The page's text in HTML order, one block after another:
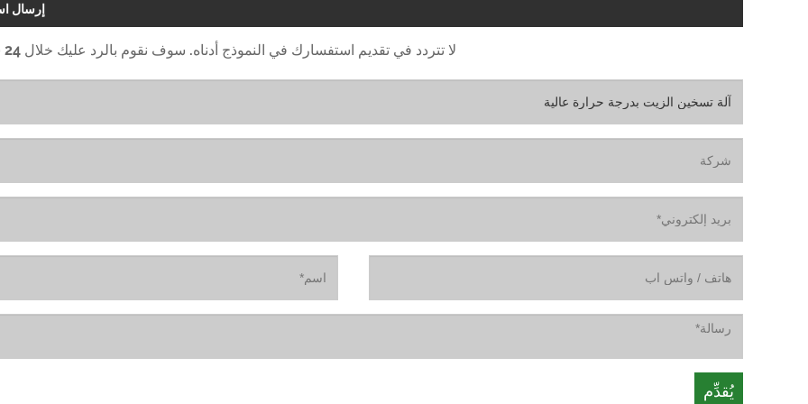
إرسال
لا تتردد في تقديم استفسارك في النموذج أدناه. سوف نقوم بالرد عليك خلال 24 ساعة.